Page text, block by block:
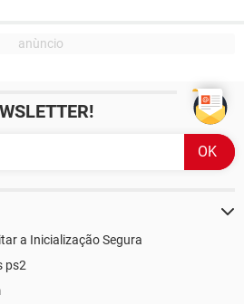
a Inicialização Segura
ps2